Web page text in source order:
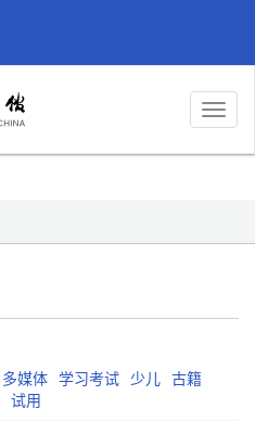
多媒体 学习考试 少儿
古籍
试用